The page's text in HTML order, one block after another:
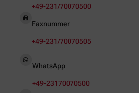
+49-231/70070500
Faxnummer
+49-231/70070505
WhatsApp
+49-23170070500